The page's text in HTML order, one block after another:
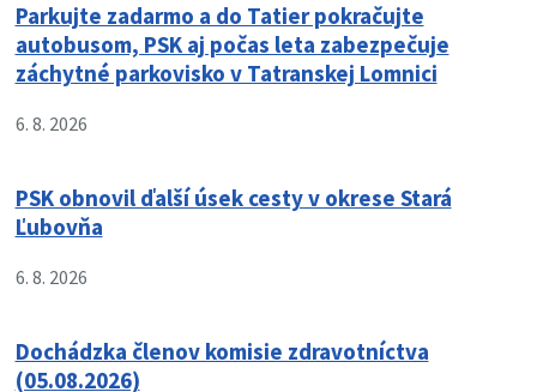
Parkujte zadarmo a do Tatier pokračujte
autobusom, PSK aj počas leta zabezpečuje
záchytné parkovisko v Tatranskej Lomnici
6. 8. 2026
PSK obnovil ďalší úsek cesty v okrese Stará
Ľubovňa
6. 8. 2026
Dochádzka členov komisie zdravotníctva
(05.08.2026)